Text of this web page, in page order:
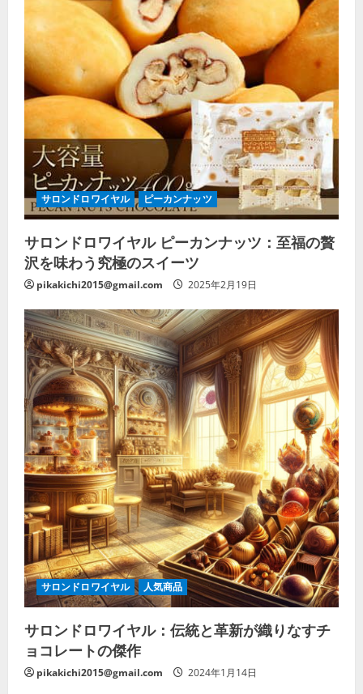
サロンドロワイヤル ピーカンナッツ
サロンドロワイヤル ピーカンナッツ：至福の贅
沢を味わう究極のスイーツ
pikakichi2015@gmail.com 2025年2月19日
サロンドロワイヤル 人気商品
サロンドロワイヤル：伝統と革新が織りなすチ
ョコレートの傑作
pikakichi2015@gmail.com 2024年1月14日